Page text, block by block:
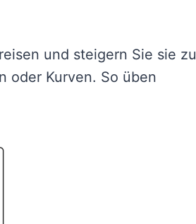
und steigern Sie sie zu
oder Kurven. So üben